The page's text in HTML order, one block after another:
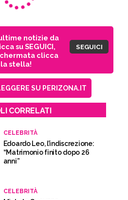
notizie da
su SEGUICI,
clicca
stella!
SEGUICI
SU PERIZONA.IT
CORRELATI
CELEBRITÀ
Edoardo Leo, l’indiscrezione:
“Matrimonio finito dopo 26
anni”
CELEBRITÀ